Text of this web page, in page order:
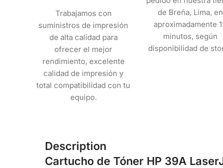
Trabajamos con
suministros de impresión
de alta calidad para
ofrecer el mejor
rendimiento, excelente
calidad de impresión y
total compatibilidad con tu
equipo.
de Breña, Lima, en
aproximadamente
minutos, según
disponibilidad de
Description
Cartucho de Tóner HP 39A